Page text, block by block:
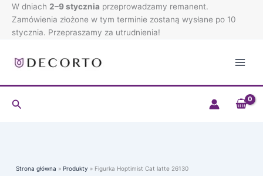
Przejdź
treści
W dniach 2–9 stycznia przeprowadzamy remanent.
Zamówienia złożone w tym terminie zostaną wysłane po 10
stycznia. Przepraszamy za utrudnienia!
Szukaj
Strona główna Produkty Figurka Hoptimist Cat latte 26130
Cat
latte
26130